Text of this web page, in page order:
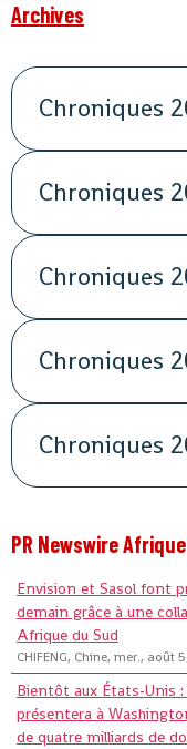
Archives
Chroniques
Chroniques
Chroniques
Chroniques
Chroniques
PR Newswire Afrique
Envision et Sasol font
demain grâce à une
Afrique du Sud
CHIFENG, Chine, mer., août
Bientôt aux États-Unis
présentera à
de quatre milliards de